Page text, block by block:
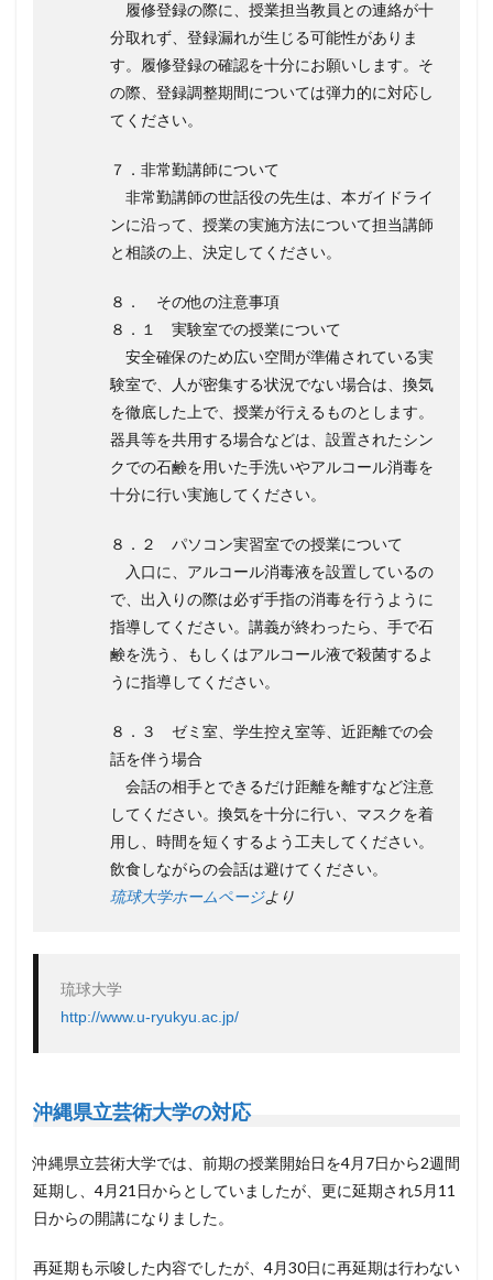
履修登録の際に、授業担当教員との連絡が十
分取れず、登録漏れが生じる可能性がありま
す。履修登録の確認を十分にお願いします。そ
の際、登録調整期間については弾力的に対応し
てください。
７．非常勤講師について
非常勤講師の世話役の先生は、本ガイドライ
ンに沿って、授業の実施方法について担当講師
と相談の上、決定してください。
８． その他の注意事項
８．１ 実験室での授業について
安全確保のため広い空間が準備されている実
験室で、人が密集する状況でない場合は、換気
を徹底した上で、授業が行えるものとします。
器具等を共用する場合などは、設置されたシン
クでの石鹸を用いた手洗いやアルコール消毒を
十分に行い実施してください。
８．２ パソコン実習室での授業について
入口に、アルコール消毒液を設置しているの
で、出入りの際は必ず手指の消毒を行うように
指導してください。講義が終わったら、手で石
鹸を洗う、もしくはアルコール液で殺菌するよ
うに指導してください。
８．３ ゼミ室、学生控え室等、近距離での会
話を伴う場合
会話の相手とできるだけ距離を離すなど注意
してください。換気を十分に行い、マスクを着
用し、時間を短くするよう工夫してください。
飲食しながらの会話は避けてください。
琉球大学ホームページより
http://www.u-ryukyu.ac.jp/
沖縄県立芸術大学の対応
沖縄県立芸術大学では、前期の授業開始日を4月7日から2週間
延期し、4月21日からとしていましたが、更に延期され5月11
日からの開講になりました。
再延期も示唆した内容でしたが、4月30日に再延期は行わない